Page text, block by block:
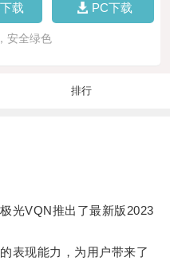
载 PC下载
安全绿色
排行
VQN推出了最新版2023
现能力，为用户带来了